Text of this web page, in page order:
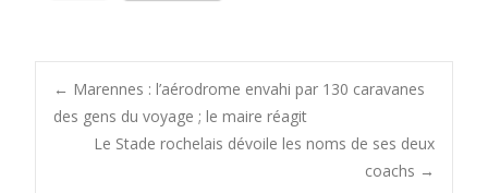
Post
← Marennes : l’aérodrome envahi par 130 caravanes
des gens du voyage ; le maire réagit
Le Stade rochelais dévoile les noms de ses deux
coachs →